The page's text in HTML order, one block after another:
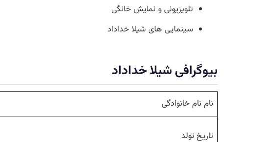
تلویزیونی و نمایش خانگی
سینمایی های شیلا خداداد
بیوگرافی شیلا خداداد
نام نام خانوادگی
تاریخ تولد